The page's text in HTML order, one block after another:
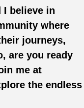
believe in
where
journeys,
are you ready
me at
the endless